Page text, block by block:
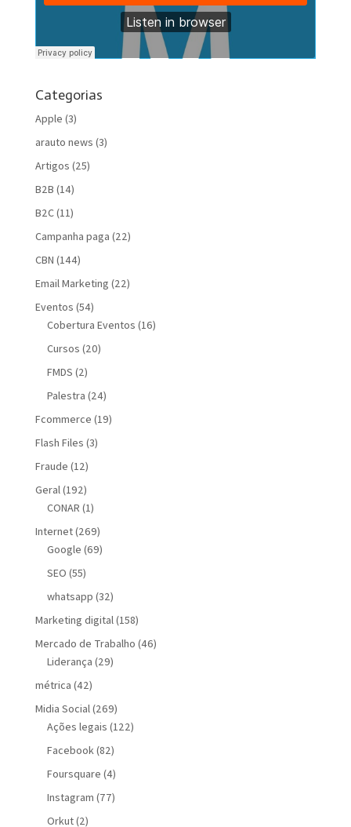
Categorias
Apple (3)
arauto news (3)
Artigos (25)
B2B (14)
B2C(11)
Campanha paga (22)
CBN (144)
Email Marketing (22)
Eventos (54)
Cobertura Eventos (16)
Cursos (20)
FMDS (2)
Palestra (24)
Fcommerce (19)
Flash Files (3)
Fraude (12)
Geral(192)
CONAR (1)
Internet(269)
Google (69)
SEO (55)
whatsapp (32)
Marketing digital(158)
Mercado de Trabalho (46)
Liderança (29)
métrica (42)
Midia Social(269)
Ações legais (122)
Facebook(82)
Foursquare (4)
Instagram (77)
Orkut(2)